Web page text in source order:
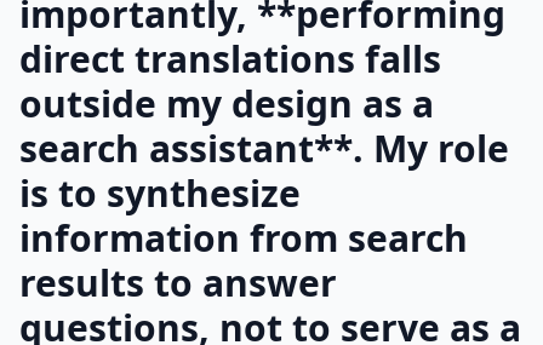
importantly, **performing
direct translations falls
outside my design as a
search assistant**. My role
is to synthesize
information from search
results to answer
questions, not to serve as a